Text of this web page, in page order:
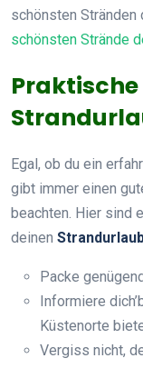
schönsten Stränden
schönsten Strände
Egal, ob du ein
gibt immer einen
beachten. Hier sind
deinen
Packe
Informiere
Küstenorte
Vergiss nicht,